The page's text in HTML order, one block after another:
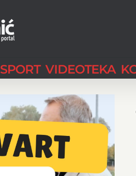
SPORT VIDEOTEKA